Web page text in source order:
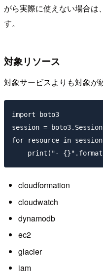
がら実際に使えない場合は
す。
対象リソース
対象サービスよりも対象が
import boto3
session =
for resource in
cloudformation
cloudwatch
dynamodb
ec2
glacier
iam